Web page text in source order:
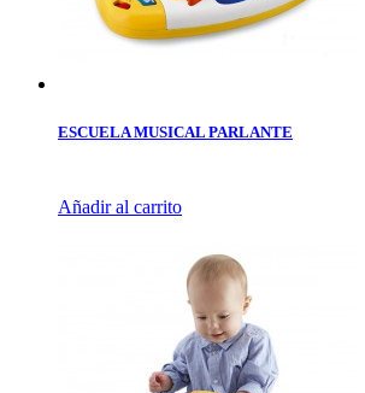
ESCUELA MUSICAL PARLANTE
Añadir al carrito